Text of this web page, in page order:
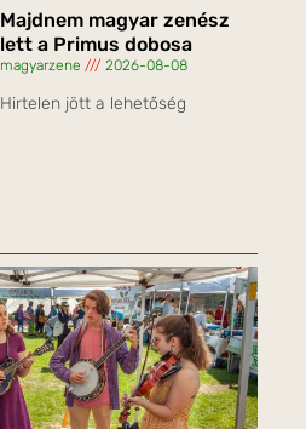
Majdnem magyar zenész
lett a Primus dobosa
magyarzene 2026-08-08
Hirtelen jött a lehetőség